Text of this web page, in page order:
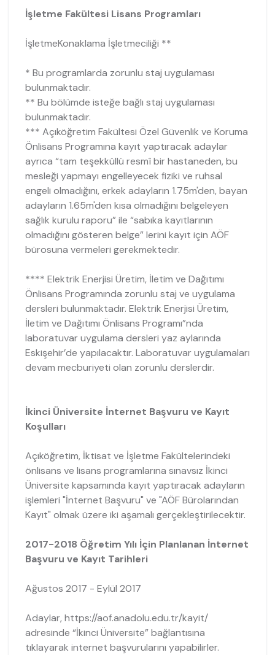
İşletme Fakültesi Lisans Programları
İşletmeKonaklama İşletmeciliği **
* Bu programlarda zorunlu staj uygulaması
bulunmaktadır.
** Bu bölümde isteğe bağlı staj uygulaması
bulunmaktadır.
*** Açıköğretim Fakültesi Özel Güvenlik ve Koruma
Önlisans Programına kayıt yaptıracak adaylar
ayrıca “tam teşekküllü resmî bir hastaneden, bu
mesleği yapmayı engelleyecek fiziki ve ruhsal
engeli olmadığını, erkek adayların 1.75m'den, bayan
adayların 1.65m'den kısa olmadığını belgeleyen
sağlık kurulu raporu” ile “sabıka kayıtlarının
olmadığını gösteren belge” lerini kayıt için AÖF
bürosuna vermeleri gerekmektedir.
**** Elektrik Enerjisi Üretim, İletim ve Dağıtımı
Önlisans Programında zorunlu staj ve uygulama
dersleri bulunmaktadır. Elektrik Enerjisi Üretim,
İletim ve Dağıtımı Önlisans Programı”nda
laboratuvar uygulama dersleri yaz aylarında
Eskişehir’de yapılacaktır. Laboratuvar uygulamaları
devam mecburiyeti olan zorunlu derslerdir.
İkinci Üniversite İnternet Başvuru ve Kayıt
Koşulları
Açıköğretim, İktisat ve İşletme Fakültelerindeki
önlisans ve lisans programlarına sınavsız İkinci
Üniversite kapsamında kayıt yaptıracak adayların
işlemleri "İnternet Başvuru" ve "AÖF Bürolarından
Kayıt" olmak üzere iki aşamalı gerçekleştirilecektir.
2017-2018 Öğretim Yılı İçin Planlanan İnternet
Başvuru ve Kayıt Tarihleri
Ağustos 2017 - Eylül 2017
Adaylar, https://aof.anadolu.edu.tr/kayit/
adresinde “İkinci Üniversite” bağlantısına
tıklayarak internet başvurularını yapabilirler.